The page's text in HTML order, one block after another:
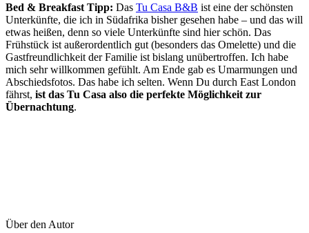
Bed & Breakfast Tipp: Das Tu Casa B&B ist eine der schönsten
Unterkünfte, die ich in Südafrika bisher gesehen habe – und das will
etwas heißen, denn so viele Unterkünfte sind hier schön. Das
Frühstück ist außerordentlich gut (besonders das Omelette) und die
Gastfreundlichkeit der Familie ist bislang unübertroffen. Ich habe
mich sehr willkommen gefühlt. Am Ende gab es Umarmungen und
Abschiedsfotos. Das habe ich selten. Wenn Du durch East London
fährst, ist das Tu Casa also die perfekte Möglichkeit zur
Übernachtung.
Über den Autor